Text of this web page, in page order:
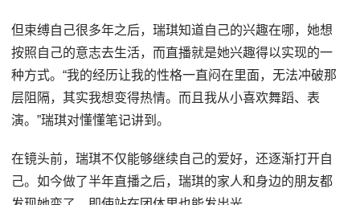
但束缚自己很多年之后，瑞琪知道自己的兴趣在哪，她想
按照自己的意志去生活，而直播就是她兴趣得以实现的一
种方式。“我的经历让我的性格一直闷在里面，无法冲破那
层阻隔，其实我想变得热情。而且我从小喜欢舞蹈、表
演。”瑞琪对懂懂笔记讲到。
在镜头前，瑞琪不仅能够继续自己的爱好，还逐渐打开自
己。如今做了半年直播之后，瑞琪的家人和身边的朋友都